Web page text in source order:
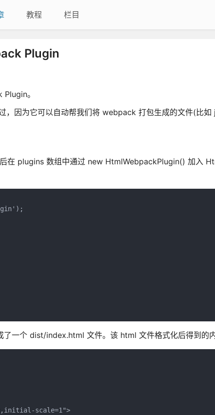
教程 栏目
Plugin
。
因为它可以自动帮我们将 webpack 打包生成的文件(比如
在 plugins 数组中通过 new HtmlWebpackPlugin() 加入
一个 dist/index.html 文件。该 html 文件格式化后得到的内
scale=1">